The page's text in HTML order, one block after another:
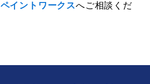
ペイントワークスへご相談くだ